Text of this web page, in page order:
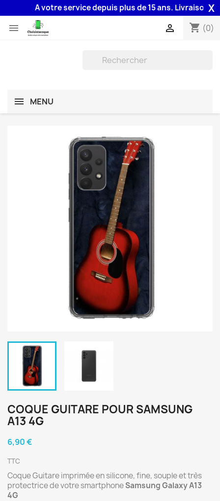
A votre service depuis plus de 15 ans. Livraison 48H
X
 shopping_cart (0)

MENU
COQUE GUITARE POUR SAMSUNG
A13 4G
6,90 €
TTC
Coque Guitare imprimée en silicone, fine, souple et très
protectrice de votre smartphoneSamsung Galaxy A13
4G